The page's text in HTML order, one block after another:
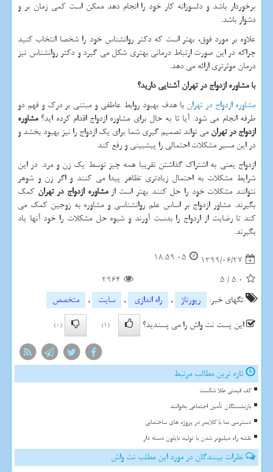
برخوردار باشد و دلسوزانه کار خود را انجام دهد ممکن است کمی زمان بر و
دشوار باشد.
علاوه بر مورد فوق، بهتر است که دکتر روانشناس خود را شخصا انتخاب کنید
چراکه در این صورت ارتباط درمانی بهتری شکل می گیرد و دکتر روانشناس نیز
درمان موثرتری ارائه می دهد.
با مشاوره ازدواج در تهران آشنایی دارید؟
مشاوره ازدواج در تهران با هدف بهبود روابط عاطفی و مبتنی بر درک و فهم دو
طرفه انجام می شود. آیا تا به حال برای مشاوره ازدواج اقدام کرده اید؟مشاوره
ازدواج در تهرانمی تواند تصمیم گیری شما برای یک ازدواج را نیز بهبود بخشد و
در این مسیر مشکلات احتمالی را پیشبینی و رفع کند
ازدواج یعنی به اشتراک گذاشتن تقریبا همه چیز توسط یک زن و مرد. در این
شرایط مشکلات به احتمال زیادتری تظاهر پیدا می کنند و اگر زن و شوهر
نتوانند مشکلات خود را حل کنند بهتر است ازمشاوره ازدواج در تهران کمک
بگیرند. مشاور ازدواج بر اساس علم روانشناسی و مشاوره به زوجین کمک می
کند تا رضایت از اردواج را بدست آورند و شیوه حل مشکلات را خود آنها یاد
بگیرند.
1399/06/27
18:59:05
5.0
/
5
2964
تگهای خبر:
رپورتاژ , راه اندازی , سایت ,
متخصص
این پست نت واش را می پسندید؟
(1)
(0)
تازه ترین مطالب مرتبط
کف قیمتی طلا شکست
بازنشستگان تأمین اجتماعی بخوانند
دسترسی نما با کلایمر در پروژه های ساختمانی
نقشه راه میلیونر شدن با تولید نایلون دسته دار
نظرات بینندگان در مورد این مطلب نت واش